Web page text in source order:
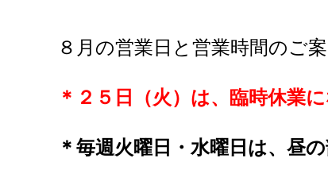
８月の営業日と営業時間のご案
＊２５日（火）は、臨時休業
＊毎週火曜日・水曜日は、昼